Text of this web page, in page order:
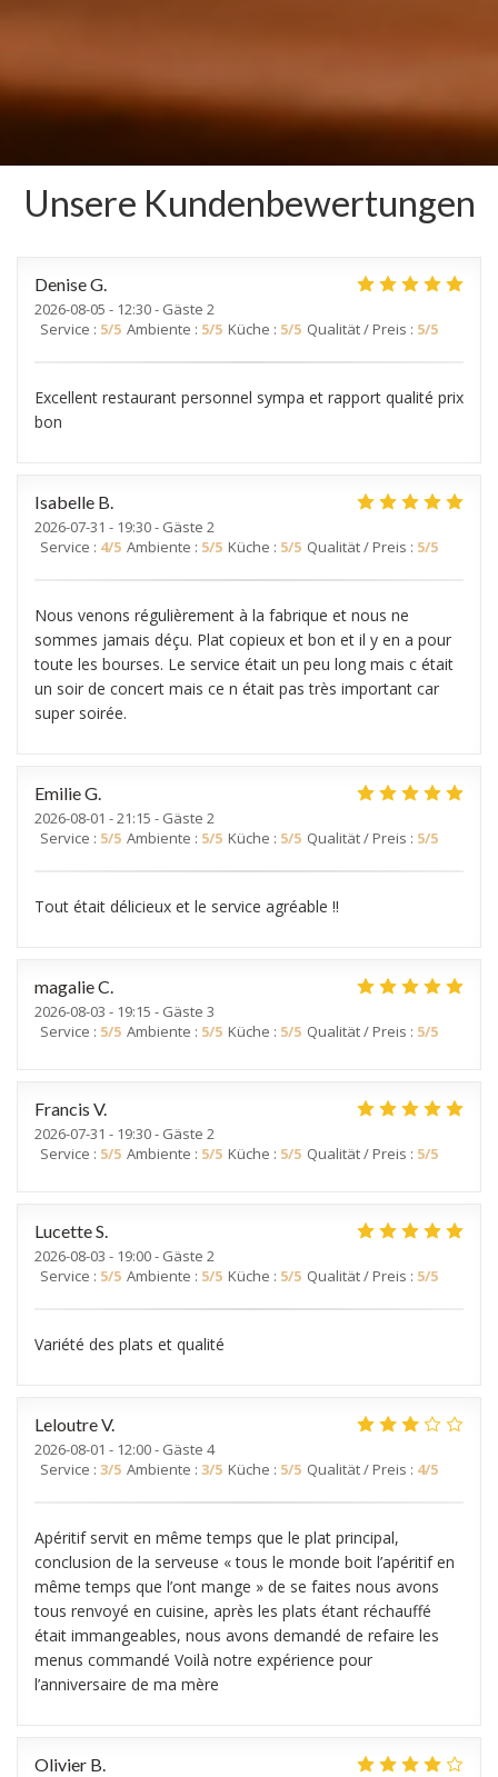
Unsere Kundenbewertungen
DeniseG
2026-08-05 - 12:30 - Gäste 2
Service : 5/5 Ambiente : 5/5 Küche : 5/5 Qualität / Preis : 5/5
Excellent restaurant personnel sympa et rapport qualité prix
bon
Isabelle B
2026-07-31 - 19:30 - Gäste 2
Service : 4/5 Ambiente : 5/5 Küche : 5/5 Qualität / Preis : 5/5
Nous venons régulièrement à la fabrique et nous ne
sommes jamais déçu. Plat copieux et bon et il y en a pour
toute les bourses. Le service était un peu long mais c était
un soir de concert mais ce n était pas très important car
super soirée.
EmilieG
2026-08-01 - 21:15 - Gäste 2
Service : 5/5 Ambiente : 5/5 Küche : 5/5 Qualität / Preis : 5/5
Tout était délicieux et le service agréable !!
magalieC
2026-08-03 - 19:15 - Gäste 3
Service : 5/5 Ambiente : 5/5 Küche : 5/5 Qualität / Preis : 5/5
Francis V
2026-07-31 - 19:30 - Gäste 2
Service : 5/5 Ambiente : 5/5 Küche : 5/5 Qualität / Preis : 5/5
LucetteS
2026-08-03 - 19:00 - Gäste 2
Service : 5/5 Ambiente : 5/5 Küche : 5/5 Qualität / Preis : 5/5
Variété des plats et qualité
LeloutreV
2026-08-01 - 12:00 - Gäste 4
Service : 3/5 Ambiente : 3/5 Küche : 5/5 Qualität / Preis : 4/5
Apéritif servit en même temps que le plat principal,
conclusion de la serveuse « tous le monde boit l’apéritif en
même temps que l’ont mange » de se faites nous avons
tous renvoyé en cuisine, après les plats étant réchauffé
était immangeables, nous avons demandé de refaire les
menus commandé Voilà notre expérience pour
l’anniversaire de ma mère
Olivier B